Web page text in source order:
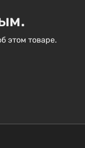
этом товаре.